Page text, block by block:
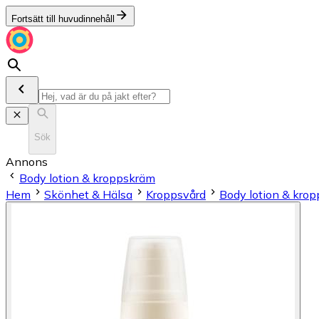
Fortsätt till huvudinnehåll
Sök
Annons
Body lotion & kroppskräm
Hem
Skönhet & Hälsa Kroppsvård Body lotion &